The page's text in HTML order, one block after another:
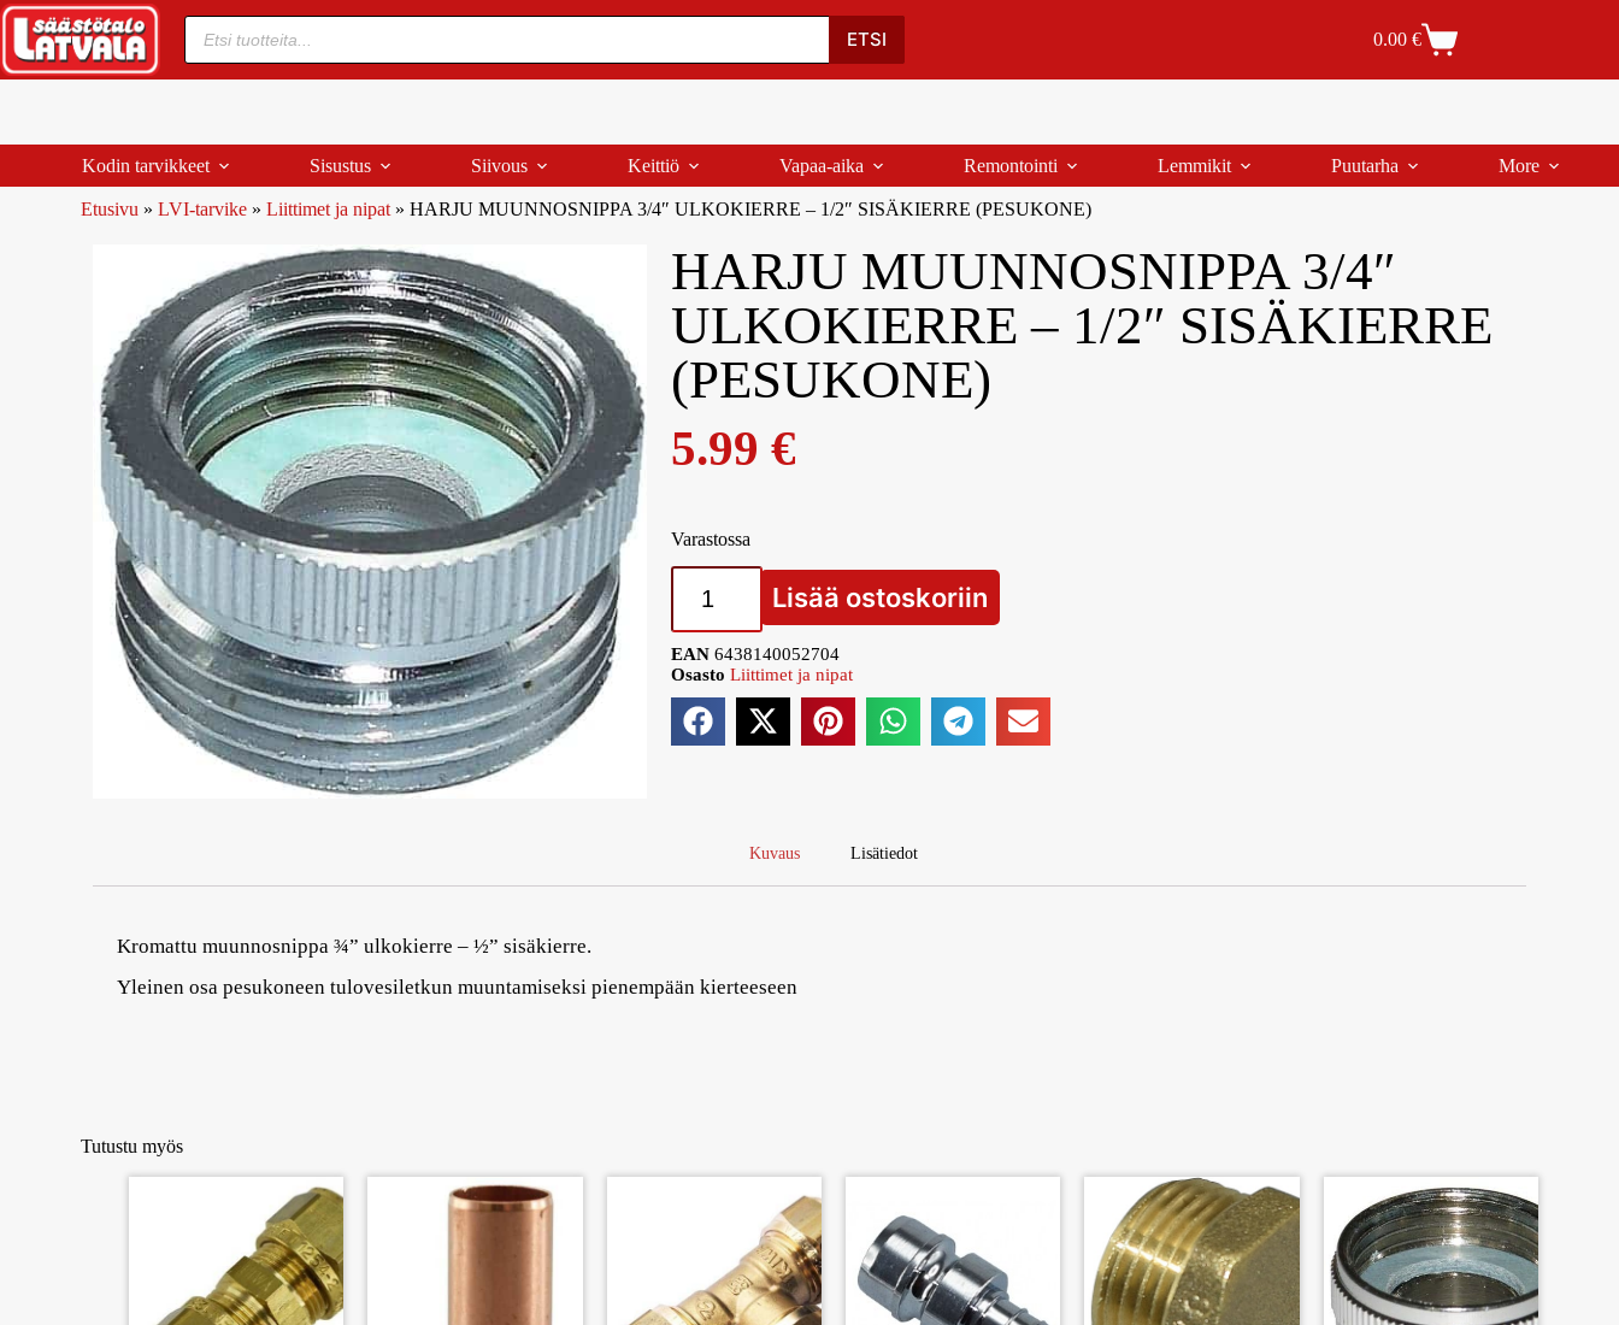
Oma Tili Ostoskori Yhteystiedot Tilauksen peruutus
ETSI 0.00 €
Kodin tarvikkeet Sisustus Siivous Keittiö Vapaa-aika Remontointi Lemmikit Puutarha More
Etusivu » LVI-tarvike » Liittimet ja nipat » HARJU MUUNNOSNIPPA 3/4″ ULKOKIERRE – 1/2″ SISÄKIERRE (PESUKONE)
HARJU MUUNNOSNIPPA 3/4″
ULKOKIERRE – 1/2″ SISÄKIERRE
(PESUKONE)
5.99 €
Varastossa
Lisää ostoskoriin
EAN 6438140052704
Osasto Liittimet ja nipat
Kuvaus Lisätiedot
Kromattu muunnosnippa ¾” ulkokierre – ½” sisäkierre.
Yleinen osa pesukoneen tulovesiletkun muuntamiseksi pienempään kierteeseen
Tutustu myös